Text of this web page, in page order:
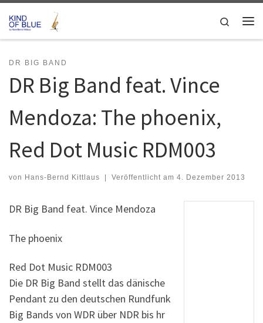
Zum Inhalt springen
Search
DR BIG BAND
DR Big Band feat. Vince
Mendoza: The phoenix,
Red Dot Music RDM003
von Hans-Bernd Kittlaus Veröffentlicht am 4. Dezember 2013
DR Big Band feat. Vince Mendoza
The phoenix
Red Dot Music RDM003
Die DR Big Band stellt das dänische
Pendant zu den deutschen Rundfunk
Big Bands von WDR über NDR bis hr